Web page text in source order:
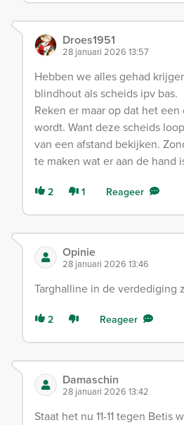
Droes1951
28 januari 2026 13:57
Hebben we alles gehad
blindhout als scheids ipv bas.
Reken er maar op dat het
wordt. Want deze scheids
van een afstand bekijken.
te maken wat er aan de hand
2 1 Reageer
Opinie
28 januari 2026 13:46
Targhalline in de verdediging
2 Reageer
Damaschin
28 januari 2026 13:42
Staat het nu 11-11 tegen Betis